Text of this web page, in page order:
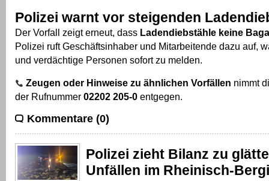
Polizei warnt vor steigenden
Der Vorfall zeigt erneut, dass Ladendiebstähle keine
Polizei ruft Geschäftsinhaber und Mitarbeitende dazu auf,
und verdächtige Personen sofort zu melden.
Zeugen oder Hinweise zu ähnlichen Vorfällen nimmt
der Rufnummer 02202 205-0 entgegen.
Kommentare (0)
Polizei zieht Bilanz zu
Unfällen im Rheinisch-